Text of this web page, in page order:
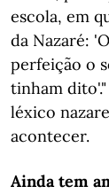
escola, em
da Nazaré:
perfeição o
tinham
léxico
acontecer.
Ainda tem